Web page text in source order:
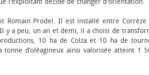
l'exploitant décide de changer d'orientation.
Romain Prodel. Il est installé entre
y a peu, un an et demi, il a choisi de
10 ha de Colza et 10 ha de
tonne d’oléagineux ainsi valorisée atteint 1